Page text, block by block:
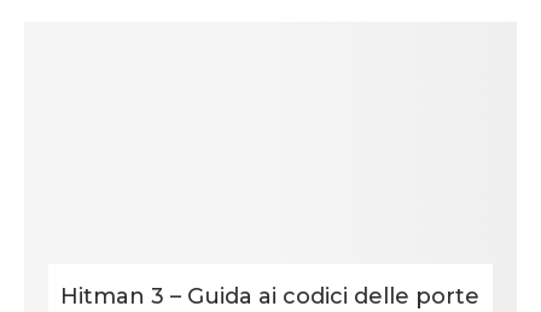
Hitman 3 – Guida ai codici delle porte